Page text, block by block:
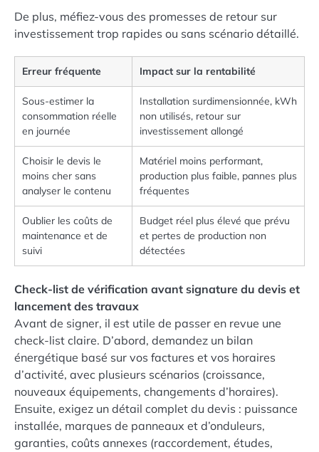
De plus, méfiez-vous des promesses de retour sur
investissement trop rapides ou sans scénario détaillé.
Erreur fréquente Impact sur la rentabilité
Sous-estimer la
consommation réelle
en journée
Installation surdimensionnée, kWh
non utilisés, retour sur
investissement allongé
Choisir le devis le
moins cher sans
analyser le contenu
Matériel moins performant,
production plus faible, pannes plus
fréquentes
Oublier les coûts de
maintenance et de
suivi
Budget réel plus élevé que prévu
et pertes de production non
détectées
Check-list de vérification avant signature du devis et
lancement des travaux
Avant de signer, il est utile de passer en revue une
check-list claire. D’abord, demandez un bilan
énergétique basé sur vos factures et vos horaires
d’activité, avec plusieurs scénarios (croissance,
nouveaux équipements, changements d’horaires).
Ensuite, exigez un détail complet du devis : puissance
installée, marques de panneaux et d’onduleurs,
garanties, coûts annexes (raccordement, études,